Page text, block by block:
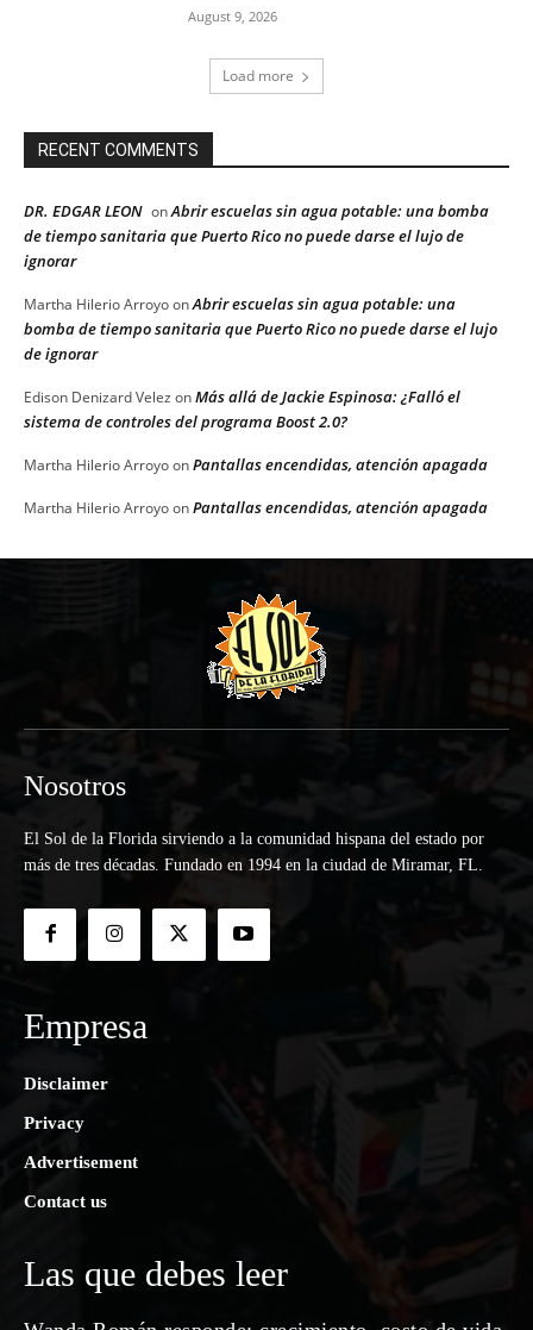
August 9, 2026
Load more
RECENT COMMENTS
DR. EDGAR LEON onAbrir escuelas sin agua potable: una bomba
de tiempo sanitaria que Puerto Rico no puede darse el lujo de
ignorar
Martha Hilerio ArroyoonAbrir escuelas sin agua potable: una
bomba de tiempo sanitaria que Puerto Rico no puede darse el lujo
de ignorar
Edison Denizard Velez onMás allá de Jackie Espinosa: ¿Falló el
sistema de controles del programa Boost 2.0?
Martha Hilerio ArroyoonPantallas encendidas, atención apagada
Martha Hilerio ArroyoonPantallas encendidas, atención apagada
Nosotros
El Sol de la Florida sirviendo a la comunidad hispana del estado por
más de tres décadas. Fundado en 1994 en la ciudad de Miramar, FL.
Empresa
Disclaimer
Privacy
Advertisement
Contact us
Las que debes leer